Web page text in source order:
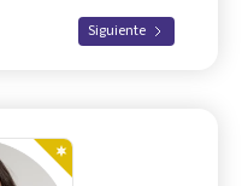
Siguiente